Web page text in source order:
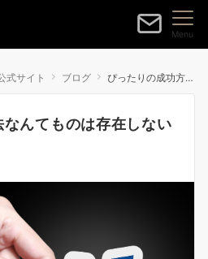
Menu
式サイト ブログ ぴったりの成功方法なんてものは存在しない
んてものは存在しない